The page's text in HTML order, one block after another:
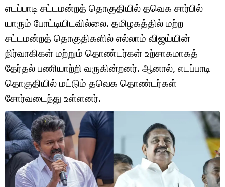
லைஃப்ஸ்டைல்
வணிகம்
டெக்னாலஜி
ஆன்மீகம்
வைரல்
ஹெஃல்த்
ஷார்ட் வீடியோஸ்
வலை கதைகள்
எடப்பாடி சட்டமன்றத் தொகுதியில் தவெக சார்பில்
யாரும் போட்டியிடவில்லை. தமிழகத்தில் மற்ற
சட்டமன்றத் தொகுதிகளில் எல்லாம் விஜய்யின்
நிர்வாகிகள் மற்றும் தொண்டர்கள் உற்சாகமாகத்
தேர்தல் பணியாற்றி வருகின்றனர். ஆனால், எடப்பாடி
தொகுதியில் மட்டும் தவெக தொண்டர்கள்
சோர்வடைந்து உள்ளனர்.